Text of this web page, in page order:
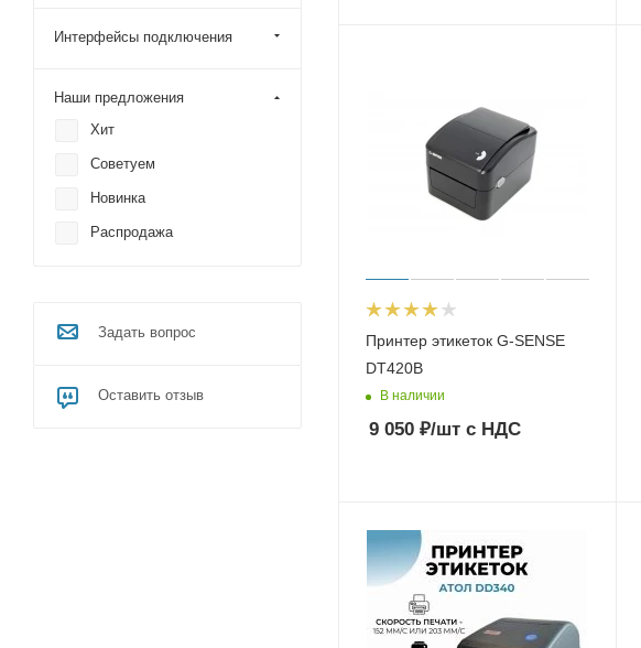
Принтер этикеток G-SENSE
DT420B
В наличии
9 050 ₽/шт с НДС
Интерфейсы подключения
Наши предложения
Хит
Советуем
Новинка
Распродажа
Задать вопрос
Оставить отзыв